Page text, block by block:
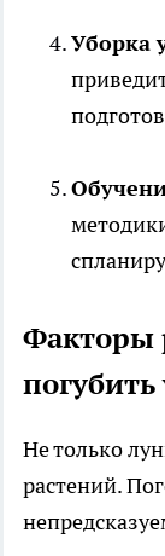
Уборка
Факторы
Не только
растений.